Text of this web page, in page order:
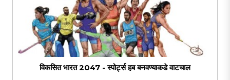
विकसित भारत 2047 - स्पोर्ट्स हब बनवण्याकडे वाटचाल